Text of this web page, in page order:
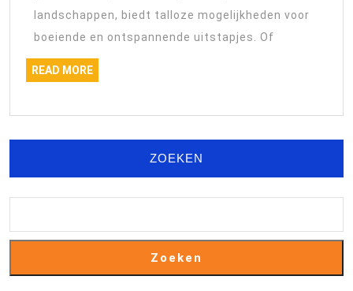
Uitstap
landschappen, biedt talloze mogelijkheden voor
boeiende en ontspannende uitstapjes. Of
READ MOREREAD
MORE
ZOEKEN
Zoeken